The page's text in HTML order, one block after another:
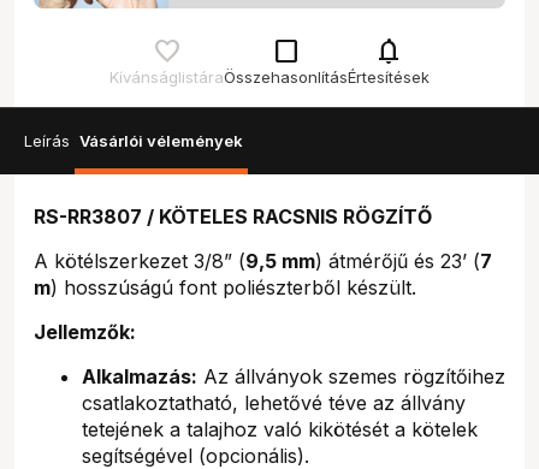
Kívánságlistára
check_box_outline_blank
Összehasonlítás
notifications
Értesítések
Leírás Vásárlói vélemények
RS-RR3807 / KÖTELES RACSNIS RÖGZÍTŐ
A kötélszerkezet 3/8” (9,5 mm) átmérőjű és 23’ (7
m) hosszúságú font poliészterből készült.
Jellemzők:
Alkalmazás: Az állványok szemes rögzítőihez
csatlakoztatható, lehetővé téve az állvány
tetejének a talajhoz való kikötését a kötelek
segítségével (opcionális).